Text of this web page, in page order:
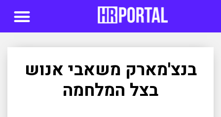
בנצ'מארק משאבי אנוש
בצל המלחמה